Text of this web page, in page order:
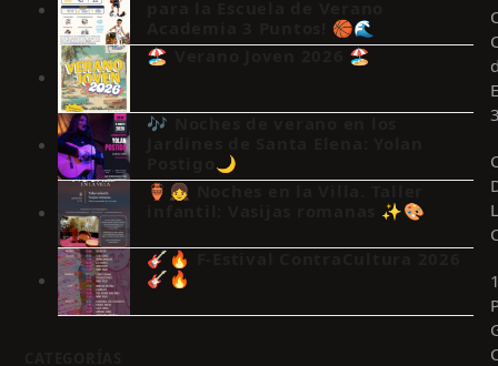
Academia 3 Puntos! 🏀🌊
🏖️ Verano Joven 2026 🏖️
🎶 Noches de verano en los
Postigo🌙
🏺👧 Noches en la Villa. Taller
infantil: Vasijas romanas ✨🎨
🎸🔥 F-Estival ContraCultura 2026
🎸🔥